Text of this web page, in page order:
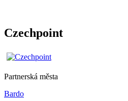
Czechpoint
Partnerská města
Bardo